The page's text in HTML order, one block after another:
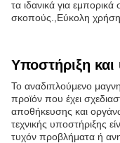
τα ιδανικά για εμπορικά
σκοπούς.,Εύκολη χρήση
Υποστήριξη και
Το αναδιπλούμενο
προϊόν που έχει
αποθήκευσης και
τεχνικής υποστήριξης
τυχόν προβλήματα ή